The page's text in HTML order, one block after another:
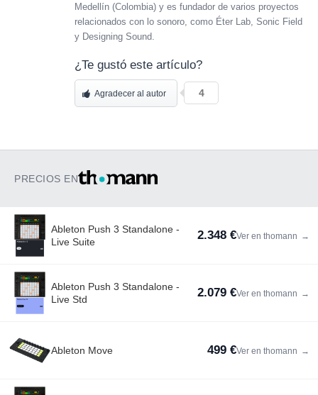
Medellín (Colombia) y es fundador de varios proyectos
relacionados con lo sonoro, como Éter Lab, Sonic Field
y Designing Sound.
¿Te gustó este artículo?
Agradecer al autor 4
PRECIOS EN
Ableton Push 3 Standalone -
Live Suite
2.348 €Ver en thomann →
Ableton Push 3 Standalone -
Live Std
2.079 €Ver en thomann →
Ableton Move 499 €Ver en thomann →